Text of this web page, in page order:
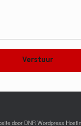
Verstuur
door DNR Wordpress